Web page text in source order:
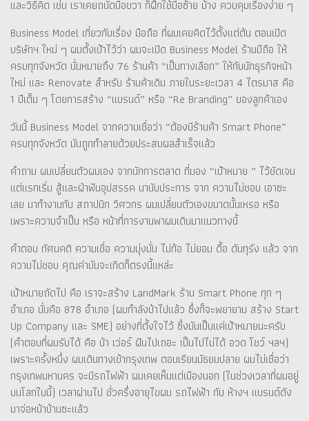
และวิธีคิด เช่น เราเคยถนัดมือขวา ก็ฝึกใช้มือซ้าย บ้าง ควบคุมเรื่องง่าย ๆ
Business Model เกี่ยวกับเรื่อง มือถือ ที่ผมเคยคิดไว้ตั้งแต่ต้น ตอนเปิด
บริษัทฯ ใหม่ ๆ ผมตั้งเป้าไว้ว่า ผมจะเปิด Business Model ร้านมืถือ ให้
ครบทุกจังหวัด นั่นหมายถึง 76 ร้านค้า “เป็นทางเลือก” ให้กับนักธุรกิจหน้า
ใหม่ และ Renovate สำหรับ ร้านค้าเดิม ภายในระยะเวลา 4 ไตรมาส คือ
1 ปีเต็ม ๆ โดยการสร้าง “แบรนด์” หรือ “Re Branding” ของลูกค้าเอง
วันนี้ Business Model จากความเชื่อว่า “ต้องมีร้านค้า Smart Phone”
ครบทุกจังหวัด มันถูกทำลายด้วยประสบผลสำเร็จแล้ว
คำถาม ผมเปลี่ยนตัวผมเอง จากนักการตลาด ที่มอง “เป้าหมาย ” ไว้ชัดเจน
แต่แรกเริ่ม สู้และฝ่าฟันอุปสรรค นานับประการ จาก ความไม่ชอบ เอาซะ
เลย มาทำงานกับ สถาปนิก วิศวกร ผมเปลี่ยนตัวเองขนาดนั้นเหรอ หรือ
เพราะความจำเป็น หรือ หน้าที่การงานพาผมเดินมาแนวทางนี้
คำตอบ ทัศนคติ ความเชื่อ ความมุ่งมั่น ไม่ท้อ ไม่ยอม ดื้อ ดันทุรัง แล้ว จาก
ความไม่ชอบ คุณค่ามันจะเกิดก็ตรงนี้แหล่ะ
เป้าหมายถัดไป คือ เราจะสร้าง LandMark ร้าน Smart Phone ทุก ๆ
อำเภอ นั่นคือ 878 อำเภอ (ผมกำลังบ้าไปแล้ว ซึ่งก็จะพยายาม สร้าง Start
Up Company และ SME) อย่างที่ตั้งใจไว้ ซึ่งมันเป็นแค่เป้าหมายนะครับ
(คำตอบที่ผมรับได้ คือ บ้า เว่อร์ ฝันไปเถอะ เป็นไปไม่ได้ อวด โชว์ ฯลฯ)
เพราะครั้งหนึ่ง ผมเดินทางเข้ากรุงเทพ ตอนเรียนมัธยมปลาย ผมไม่เชื่อว่า
กรุงเทพมหานคร จะมีรถไฟฟ้า ผมเคยเห็นแต่เมืองนอก (ในช่วงเวลาที่ผมอยู่
บนโลกใบนี้) เวลาผ่านไป ชั่วครึ่งอายุไขผม รถไฟฟ้า กับ ห้างฯ แบรนด์ดัง
มาจ่อหน้าบ้านซะแล้ว